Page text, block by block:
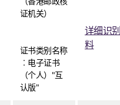
证机关）
证书类别名称
︰电子证书
（个人）"互
认版"
详细识
料